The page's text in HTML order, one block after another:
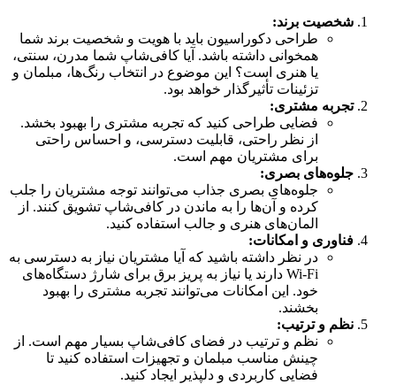
شخصیت برند:
طراحی دکوراسیون باید با هویت و شخصیت برند شما
همخوانی داشته باشد. آیا کافی‌شاپ شما مدرن، سنتی،
یا هنری است؟ این موضوع در انتخاب رنگ‌ها، مبلمان و
تزئینات تأثیرگذار خواهد بود.
تجربه مشتری:
فضایی طراحی کنید که تجربه مشتری را بهبود بخشد.
از نظر راحتی، قابلیت دسترسی، و احساس راحتی
برای مشتریان مهم است.
جلوه‌های بصری:
جلوه‌های بصری جذاب می‌توانند توجه مشتریان را جلب
کرده و آن‌ها را به ماندن در کافی‌شاپ تشویق کنند. از
المان‌های هنری و جالب استفاده کنید.
فناوری و امکانات:
در نظر داشته باشید که آیا مشتریان نیاز به دسترسی به
Wi-Fi دارند یا نیاز به پریز برق برای شارژ دستگاه‌های
خود. این امکانات می‌توانند تجربه مشتری را بهبود
بخشند.
نظم و ترتیب:
نظم و ترتیب در فضای کافی‌شاپ بسیار مهم است. از
چینش مناسب مبلمان و تجهیزات استفاده کنید تا
فضایی کاربردی و دلپذیر ایجاد کنید.